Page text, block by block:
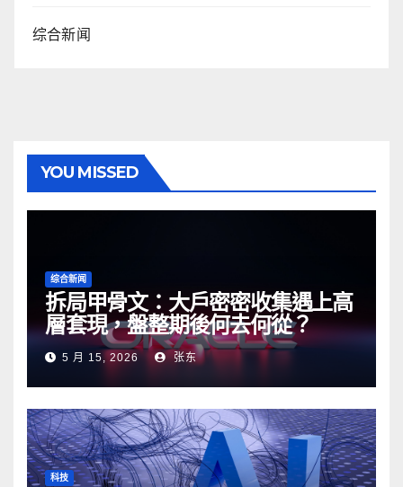
综合新闻
YOU MISSED
综合新闻
拆局甲骨文：大戶密密收集遇上高
層套現，盤整期後何去何從？
5 月 15, 2026 张东
科技